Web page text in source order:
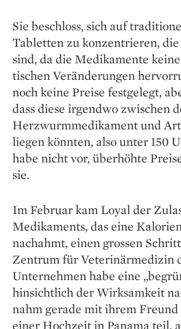
Sie beschloss, sich auf
Tabletten zu konzentrieren,
sind, da die Medikamente
tischen Veränderungen
noch keine Preise festgelegt,
dass diese irgendwo zwischen
Herzwurm­medikament und
liegen könnten, also unter 150
habe nicht vor, überhöhte
sie.
Im Februar kam Loyal der
Medikaments, das eine
nachahmt, einen grossen
Zentrum für Vete­rinärmedizin
Unternehmen habe eine
hinsichtlich der Wirksamkeit
nahm gerade mit ihrem
einer Hochzeit in Panama teil,